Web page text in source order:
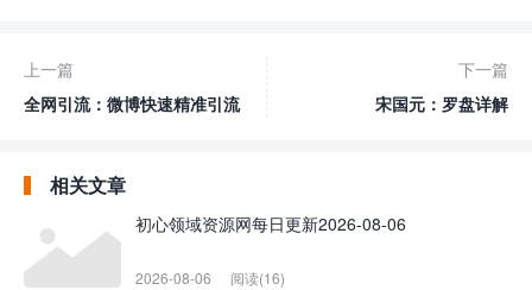
上一篇
全网引流：微博快速精准引流
下一篇
宋国元：罗盘详解
相关文章
初心领域资源网每日更新2026-08-06
2026-08-06 阅读(16)